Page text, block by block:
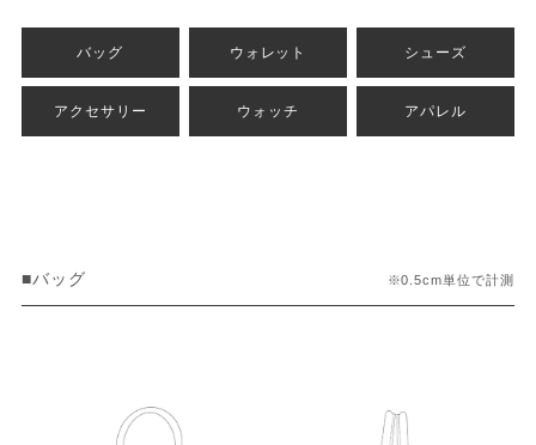
バッグ ウォレット シューズ
アクセサリー ウォッチ アパレル
■バッグ ※0.5cm単位で計測